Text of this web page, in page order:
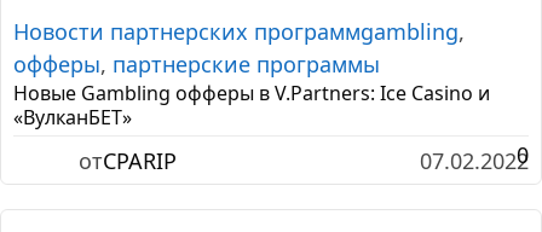
0
Новости партнерских программgambling,
офферы, партнерские программы
Новые Gambling офферы в V.Partners: Ice Casino и
«ВулканБЕТ»
отCPARIP 07.02.2022